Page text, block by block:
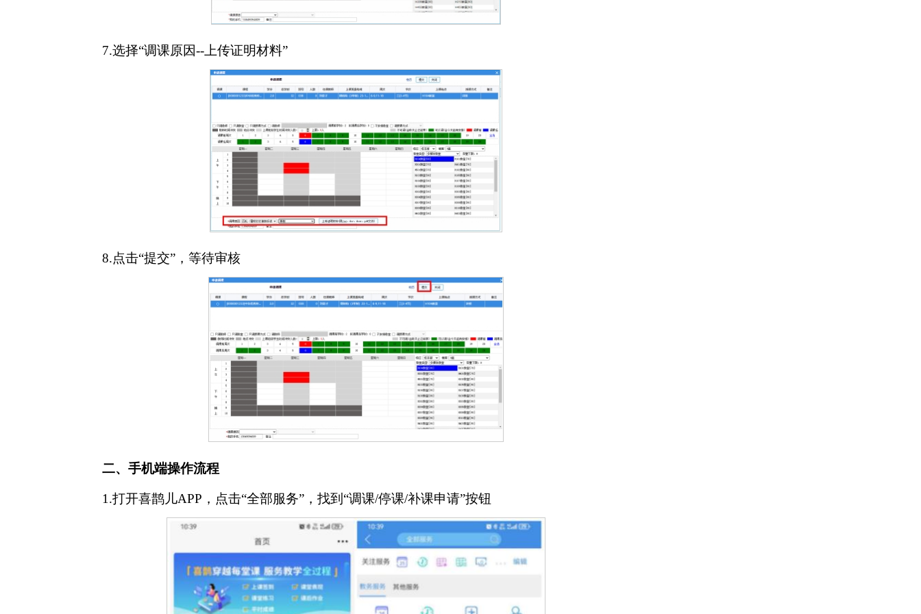
7.选择“调课原因--上传证明材料”
8.点击“提交”，等待审核
二、手机端操作流程
1.打开喜鹊儿APP，点击“全部服务”，找到“调课/停课/补课申请”按钮